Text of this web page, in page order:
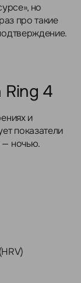
но
про такие
Ring 4
и
показатели
— ночью.